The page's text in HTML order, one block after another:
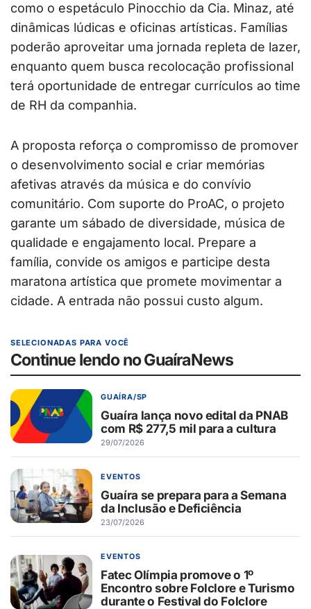
como o espetáculo Pinocchio da Cia. Minaz, até
dinâmicas lúdicas e oficinas artísticas. Famílias
poderão aproveitar uma jornada repleta de lazer,
enquanto quem busca recolocação profissional
terá oportunidade de entregar currículos ao time
de RH da companhia.
A proposta reforça o compromisso de promover
o desenvolvimento social e criar memórias
afetivas através da música e do convívio
comunitário. Com suporte do ProAC, o projeto
garante um sábado de diversidade, música de
qualidade e engajamento local. Prepare a
família, convide os amigos e participe desta
maratona artística que promete movimentar a
cidade. A entrada não possui custo algum.
SELECIONADAS PARA VOCÊ
Continue lendo no GuaíraNews
GUAÍRA/SP
Guaíra lança novo edital da PNAB
com R$ 277,5 mil para a cultura
29/07/2026
EVENTOS
Guaíra se prepara para a Semana
da Inclusão e Deficiência
23/07/2026
EVENTOS
Fatec Olímpia promove o 1º
Encontro sobre Folclore e Turismo
durante o Festival do Folclore